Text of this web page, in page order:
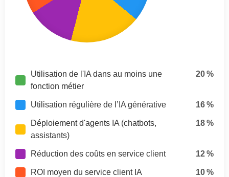
Utilisation de l'IA dans au moins une
fonction métier
20 %
Utilisation régulière de l’IA générative 16 %
Déploiement d'agents IA (chatbots,
assistants)
18 %
Réduction des coûts en service client 12 %
ROI moyen du service client IA 10 %